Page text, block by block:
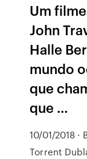
Um
John
Halle
mundo
que
que …
10/01/2018
Torrent